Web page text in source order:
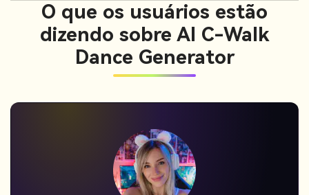
O que os usuários estão
dizendo sobre AI C-Walk
Dance Generator